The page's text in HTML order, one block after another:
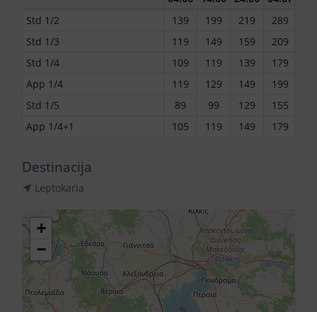
Std 1/2
139 199 219 289
Std 1/3
119 149 159 209
Std 1/4
109 119 139 179
App 1/4
119 129 149 199
Std 1/5
89 99 129 155
App 1/4+1
105 119 149 179
Destinacija
Leptokaria
+
−